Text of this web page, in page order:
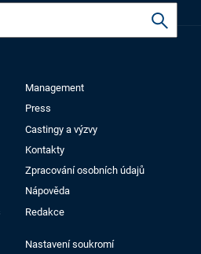
Management
Press
Castingy a výzvy
Kontakty
Zpracování osobních údajů
Nápověda
Redakce
Nastavení soukromí